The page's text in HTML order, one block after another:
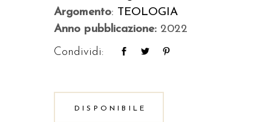
Argomento: TEOLOGIA
Anno pubblicazione: 2022
Condividi:
DISPONIBILE